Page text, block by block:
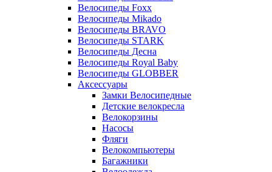
Велосипеды Foxx
Велосипеды Mikado
Велосипеды BRAVO
Велосипеды STARK
Велосипеды Десна
Велосипеды Royal Baby
Велосипеды GLOBBER
Аксессуары
Замки Велосипедные
Детские велокресла
Велокорзины
Насосы
Фляги
Велокомпьютеры
Багажники